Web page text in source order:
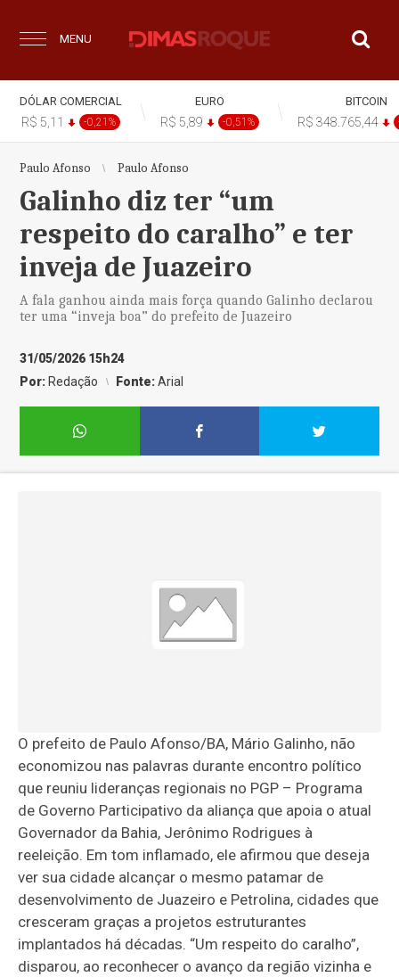
MENU
DÓLAR COMERCIAL
R$ 5,11 -0,21%
EURO
R$ 5,89 -0,51%
BITCOIN
R$ 348.765,44
Paulo Afonso Paulo Afonso
Galinho diz ter “um
respeito do caralho” e ter
inveja de Juazeiro
A fala ganhou ainda mais força quando Galinho declarou
ter uma “inveja boa” do prefeito de Juazeiro
31/05/2026 15h24
Por: Redação Fonte:Arial
O prefeito de Paulo Afonso/BA, Mário Galinho, não
economizou nas palavras durante encontro político
que reuniu lideranças regionais no PGP – Programa
de Governo Participativo da aliança que apoia o atual
Governador da Bahia, Jerônimo Rodrigues à
reeleição. Em tom inflamado, ele afirmou que deseja
ver sua cidade alcançar o mesmo patamar de
desenvolvimento de Juazeiro e Petrolina, cidades que
cresceram graças a projetos estruturantes
implantados há décadas. “Um respeito do caralho”,
disparou, ao reconhecer o avanço da região vizinha e